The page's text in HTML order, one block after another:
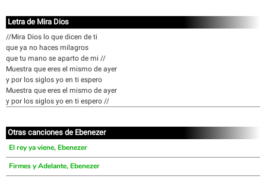
Letra de Mira Dios
//Mira Dios lo que dicen de ti
que ya no haces milagros
que tu mano se aparto de mi //
Muestra que eres el mismo de ayer
y por los siglos yo en ti espero
Muestra que eres el mismo de ayer
y por los siglos yo en ti espero //
Otras canciones de Ebenezer
El rey ya viene, Ebenezer
Firmes y Adelante, Ebenezer